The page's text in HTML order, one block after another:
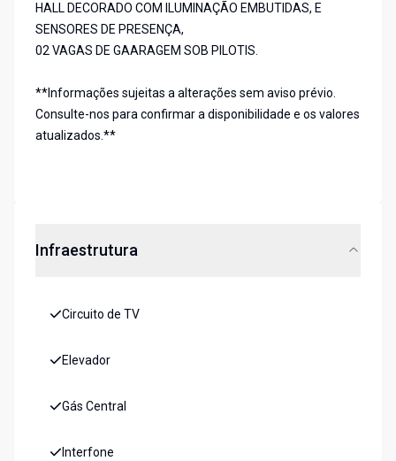
HALL DECORADO COM ILUMINAÇÃO EMBUTIDAS, E
SENSORES DE PRESENÇA,
02 VAGAS DE GAARAGEM SOB PILOTIS.
**Informações sujeitas a alterações sem aviso prévio.
Consulte-nos para confirmar a disponibilidade e os valores
atualizados.**
Infraestrutura
Circuito de TV
Elevador
Gás Central
Interfone